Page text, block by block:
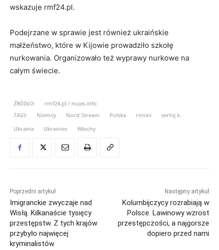
wskazuje rmf24.pl.
Podejrzane w sprawie jest również ukraińskie
małżeństwo, które w Kijowie prowadziło szkołę
nurkowania. Organizowało też wyprawy nurkowe na
całym świecie.
ŹRÓDŁO:
rmf24.pl / nczas.info
TAGI:
Niemcy Nord Stream Polska rimini
serhij k.
Ukraina
Ukrainiec Włochy
Poprzedni artykuł
Imigranckie zwyczaje nad
Wisłą. Kilkanaście tysięcy
przestępstw. Z tych krajów
przybyło najwięcej
kryminalistów
Następny artykuł
Kolumbijczycy rozrabiają w
Polsce. Lawinowy wzrost
przestępczości, a najgorsze
dopiero przed nami